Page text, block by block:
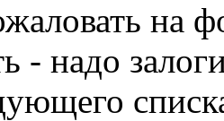
на
- надо